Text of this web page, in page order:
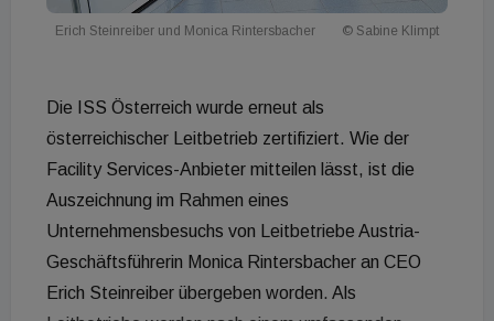
Erich Steinreiber und Monica Rintersbacher © Sabine Klimpt
Die ISS Österreich wurde erneut als
österreichischer Leitbetrieb zertifiziert. Wie der
Facility Services-Anbieter mitteilen lässt, ist die
Auszeichnung im Rahmen eines
Unternehmensbesuchs von Leitbetriebe Austria-
Geschäftsführerin Monica Rintersbacher an CEO
Erich Steinreiber übergeben worden. Als